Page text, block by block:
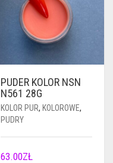
PUDER KOLOR NSN
N561 28G
KOLOR PUR, KOLOROWE,
PUDRY
63.00ZŁ